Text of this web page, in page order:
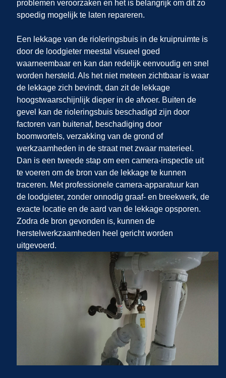
problemen veroorzaken en het is belangrijk om dit zo
spoedig mogelijk te laten repareren.
Een lekkage van de rioleringsbuis in de kruipruimte is
door de loodgieter meestal visueel goed
waarneembaar en kan dan redelijk eenvoudig en snel
worden hersteld. Als het niet meteen zichtbaar is waar
de lekkage zich bevindt, dan zit de lekkage
hoogstwaarschijnlijk dieper in de afvoer. Buiten de
gevel kan de rioleringsbuis beschadigd zijn door
factoren van buitenaf, beschadiging door
boomwortels, verzakking van de grond of
werkzaamheden in de straat met zwaar materieel.
Dan is een tweede stap om een camera-inspectie uit
te voeren om de bron van de lekkage te kunnen
traceren. Met professionele camera-apparatuur kan
de loodgieter, zonder onnodig graaf- en breekwerk, de
exacte locatie en de aard van de lekkage opsporen.
Zodra de bron gevonden is, kunnen de
herstelwerkzaamheden heel gericht worden
uitgevoerd.